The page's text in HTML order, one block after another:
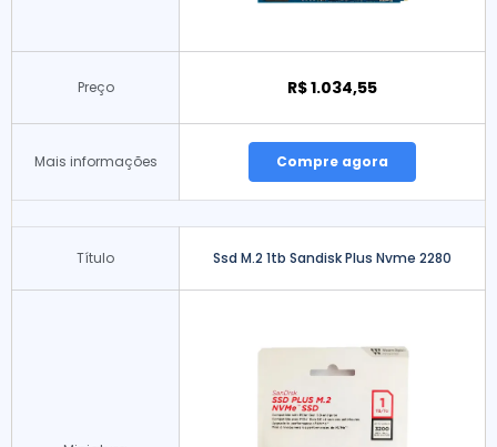
Preço R$ 1.034,55
Mais informações Compre agora
Título Ssd M.2 1tb Sandisk Plus Nvme 2280